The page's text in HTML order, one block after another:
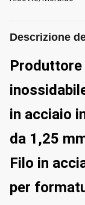
Descrizione
in acciaio
da 1,25
Filo in
per